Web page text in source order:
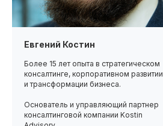
Евгений Костин
Более 15 лет опыта в стратегическом
консалтинге, корпоративном развитии
и трансформации бизнеса.
Основатель и управляющий партнер
консалтинговой компании Kostin